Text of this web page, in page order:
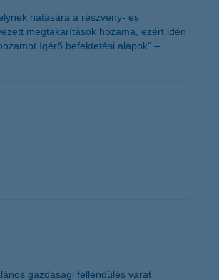
hatására a részvény- és
megtakarítások hozama, ezért idén
ígérő befektetési alapok” –
gazdasági fellendülés várat